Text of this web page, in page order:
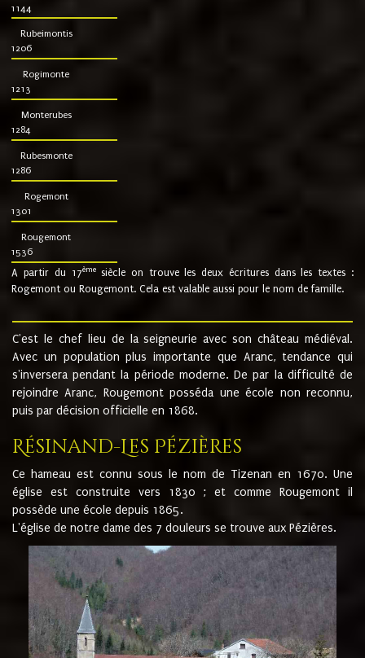
1144
Rubeimontis
1206
Rogimonte
1213
Monterubes
1284
Rubesmonte
1286
Rogemont
1301
Rougemont
1536
A partir du 17ème siècle on trouve les deux écritures dans les textes :
Rogemont ou Rougemont. Cela est valable aussi pour le nom de famille.
C'est le chef lieu de la seigneurie avec son château médiéval.
Avec un population plus importante que Aranc, tendance qui
s'inversera pendant la période moderne. De par la difficulté de
rejoindre Aranc, Rougemont posséda une école non reconnu,
puis par décision officielle en 1868.
Résinand-Les Pézières
Ce hameau est connu sous le nom de Tizenan en 1670. Une
église est construite vers 1830 ; et comme Rougemont il
possède une école depuis 1865.
L'église de notre dame des 7 douleurs se trouve aux Pézières.